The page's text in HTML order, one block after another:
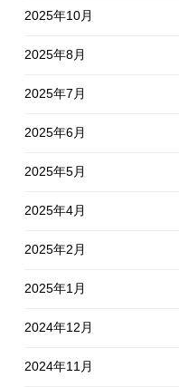
2025年10月
2025年8月
2025年7月
2025年6月
2025年5月
2025年4月
2025年2月
2025年1月
2024年12月
2024年11月